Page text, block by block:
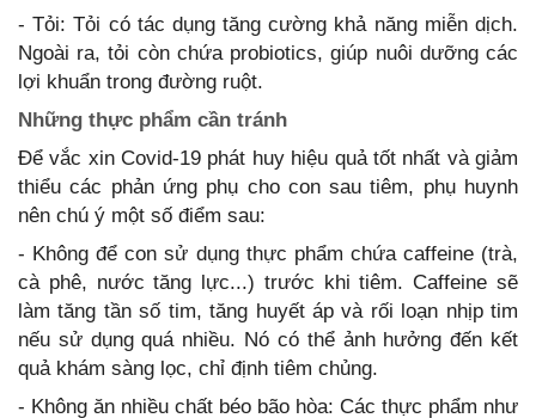
- Tỏi: Tỏi có tác dụng tăng cường khả năng miễn dịch.
Ngoài ra, tỏi còn chứa probiotics, giúp nuôi dưỡng các
lợi khuẩn trong đường ruột.
Những thực phẩm cần tránh
Để vắc xin Covid-19 phát huy hiệu quả tốt nhất và giảm
thiểu các phản ứng phụ cho con sau tiêm, phụ huynh
nên chú ý một số điểm sau:
- Không để con sử dụng thực phẩm chứa caffeine (trà,
cà phê, nước tăng lực...) trước khi tiêm. Caffeine sẽ
làm tăng tần số tim, tăng huyết áp và rối loạn nhịp tim
nếu sử dụng quá nhiều. Nó có thể ảnh hưởng đến kết
quả khám sàng lọc, chỉ định tiêm chủng.
- Không ăn nhiều chất béo bão hòa: Các thực phẩm như